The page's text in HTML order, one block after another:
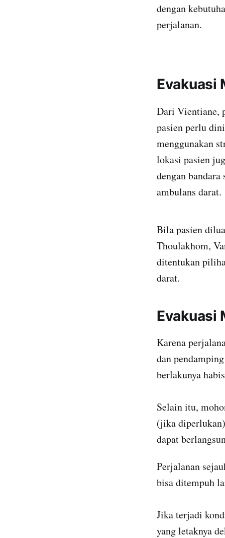
dengan
perjalanan.
Evakuasi
Dari Vientiane,
pasien perlu
menggunakan
lokasi pasien
dengan
ambulans darat.
Bila pasien
Thoulakhom,
ditentukan
darat.
Evakuasi
Karena
dan
berlakunya
Selain itu,
(jika
dapat
Perjalanan
bisa ditempuh
Jika terjadi
yang letaknya